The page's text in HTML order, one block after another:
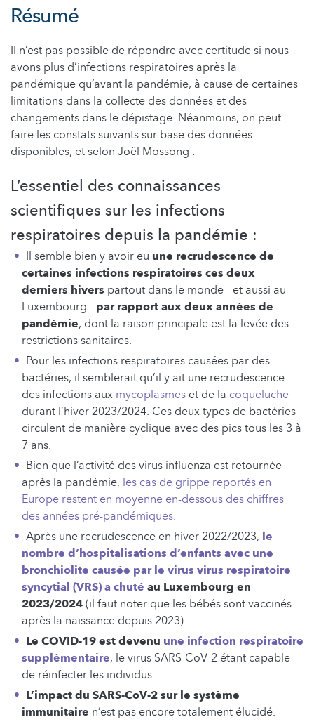
Résumé
Il n’est pas possible de répondre avec certitude si nous
avons plus d’infections respiratoires après la
pandémique qu’avant la pandémie, à cause de certaines
limitations dans la collecte des données et des
changements dans le dépistage. Néanmoins, on peut
faire les constats suivants sur base des données
disponibles, et selon Joël Mossong :
L’essentiel des connaissances
scientifiques sur les infections
respiratoires depuis la pandémie :
Il semble bien y avoir eu une recrudescence de
certaines infections respiratoires ces deux
derniers hivers partout dans le monde - et aussi au
Luxembourg - par rapport aux deux années de
pandémie, dont la raison principale est la levée des
restrictions sanitaires.
Pour les infections respiratoires causées par des
bactéries, il semblerait qu’il y ait une recrudescence
des infections aux mycoplasmes et de la coqueluche
durant l’hiver 2023/2024. Ces deux types de bactéries
circulent de manière cyclique avec des pics tous les 3 à
7 ans.
Bien que l’activité des virus influenza est retournée
après la pandémie, les cas de grippe reportés en
Europe restent en moyenne en-dessous des chiffres
des années pré-pandémiques.
Après une recrudescence en hiver 2022/2023, le
nombre d’hospitalisations d’enfants avec une
bronchiolite causée par le virus virus respiratoire
syncytial (VRS) a chuté au Luxembourg en
2023/2024(il faut noter que les bébés sont vaccinés
après la naissance depuis 2023).
Le COVID-19 est devenu une infection respiratoire
supplémentaire, le virus SARS-CoV-2 étant capable
de réinfecter les individus.
L’impact du SARS-CoV-2 sur le système
immunitaire n’est pas encore totalement élucidé.